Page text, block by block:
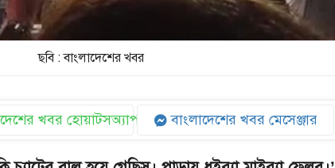
ছবি : বাংলাদেশের খবর
খবর হোয়াটসঅ্যাপ বাংলাদেশের খবর মেসেঞ্জার